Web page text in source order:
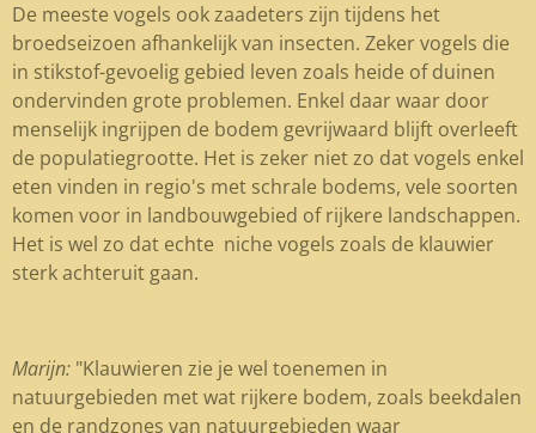
De meeste vogels ook zaadeters zijn tijdens het
broedseizoen afhankelijk van insecten. Zeker vogels die
in stikstof-gevoelig gebied leven zoals heide of duinen
ondervinden grote problemen. Enkel daar waar door
menselijk ingrijpen de bodem gevrijwaard blijft overleeft
de populatiegrootte. Het is zeker niet zo dat vogels enkel
eten vinden in regio's met schrale bodems, vele soorten
komen voor in landbouwgebied of rijkere landschappen.
Het is wel zo dat echte niche vogels zoals de klauwier
sterk achteruit gaan.
Marijn: "Klauwieren zie je wel toenemen in
natuurgebieden met wat rijkere bodem, zoals beekdalen
en de randzones van natuurgebieden waar